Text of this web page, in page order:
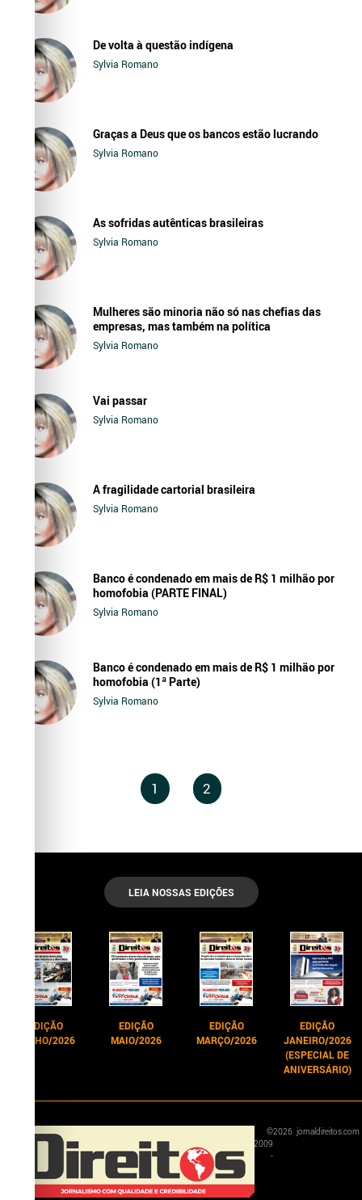
De volta à questão indígena
Sylvia Romano
Graças a Deus que os bancos estão lucrando
Sylvia Romano
As sofridas autênticas brasileiras
Sylvia Romano
Mulheres são minoria não só nas chefias das
empresas, mas também na política
Sylvia Romano
Vai passar
Sylvia Romano
A fragilidade cartorial brasileira
Sylvia Romano
Banco é condenado em mais de R$ 1 milhão por
homofobia (PARTE FINAL)
Sylvia Romano
Banco é condenado em mais de R$ 1 milhão por
homofobia (1ª Parte)
Sylvia Romano
1 2
LEIA NOSSAS EDIÇÕES
EDIÇÃO
JUNHO/2026
EDIÇÃO
MAIO/2026
EDIÇÃO
MARÇO/2026
EDIÇÃO
JANEIRO/2026
(ESPECIAL DE
ANIVERSÁRIO)
©
2009
-
2026 jornaldireitos.com